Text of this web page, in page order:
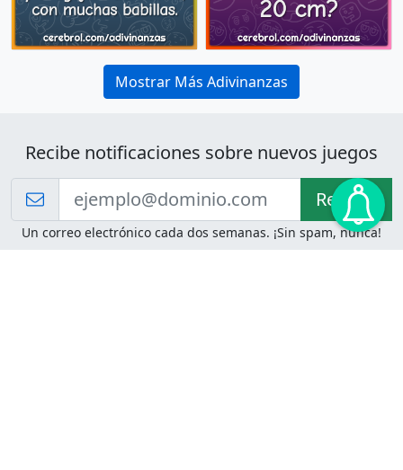
Mostrar Más Adivinanzas
Recibe notificaciones sobre nuevos juegos
Recibir!
Un correo electrónico cada dos semanas. ¡Sin spam, nunca!